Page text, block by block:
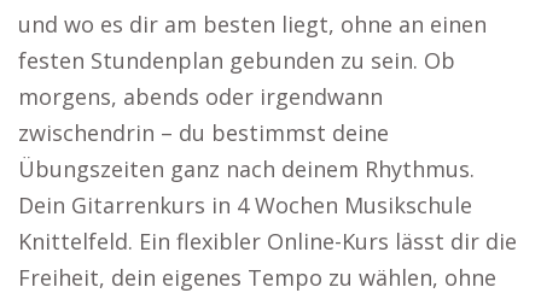
und wo es dir am besten liegt, ohne an einen
festen Stundenplan gebunden zu sein. Ob
morgens, abends oder irgendwann
zwischendrin – du bestimmst deine
Übungszeiten ganz nach deinem Rhythmus.
Dein Gitarrenkurs in 4 Wochen Musikschule
Knittelfeld. Ein flexibler Online-Kurs lässt dir die
Freiheit, dein eigenes Tempo zu wählen, ohne